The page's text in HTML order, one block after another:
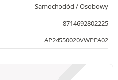
Samochodód / Osobowy
8714692802225
AP24550020VWPPA02